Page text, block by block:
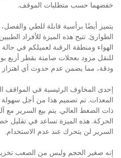
خفضهما حسب متطلبات الموقف.
يتميز أيضًا برأسية قابلة للطي
الطوارئ. تتيح هذه الميزة للأفراد
الهواء ومنطقة الرقبة لعميلكم في
للنقل مزود بعجلات صامتة بقطر أربع
ودقة، مما يضمن عدم حدوث أي اهتزاز
إحدى المخاوف الرئيسية في المواقف
المعدات. تم تصميم هذا من أجل
ذات الضغط العالي. يتم بيع السرير
الحركة. هذه الميزة تساعد في تقليل
السرير لن يتحرك عند عدم الاستخدام.
إنه صغير الحجم وليس من الصعب